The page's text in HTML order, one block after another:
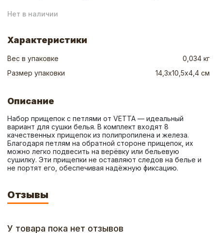
Нет в наличии
Характеристики
Вес в упаковке
0,034 кг
Размер упаковки
14,3х10,5х4,4 см
Описание
Набор прищепок с петлями от VETTA — идеальный
вариант для сушки белья. В комплект входят 8
качественных прищепок из полипропилена и железа.
Благодаря петлям на обратной стороне прищепок, их
можно легко подвесить на верёвку или бельевую
сушилку. Эти прищепки не оставляют следов на белье и
не портят его, обеспечивая надёжную фиксацию.
Отзывы
У товара пока нет отзывов